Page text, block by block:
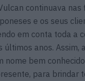
continuava nas
e os seus
em conta toda a
últimos anos. Assim,
nome bem
para brindar